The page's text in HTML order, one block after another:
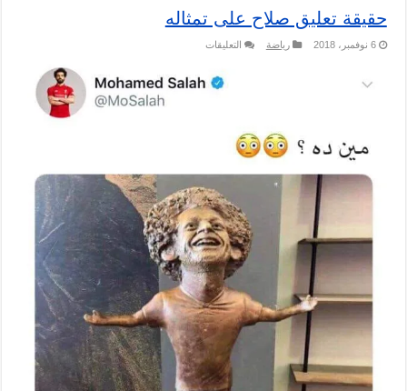
حقيقة تعليق صلاح على تمثاله
6 نوفمبر، 2018 رياضة التعليقات
صلاح
على